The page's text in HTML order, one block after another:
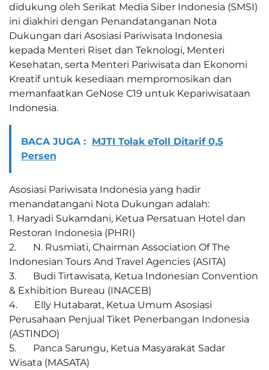
didukung oleh Serikat Media Siber Indonesia (SMSI)
ini diakhiri dengan Penandatanganan Nota
Dukungan dari Asosiasi Pariwisata Indonesia
kepada Menteri Riset dan Teknologi, Menteri
Kesehatan, serta Menteri Pariwisata dan Ekonomi
Kreatif untuk kesediaan mempromosikan dan
memanfaatkan GeNose C19 untuk Kepariwisataan
Indonesia.
BACA JUGA : MJTI Tolak eToll Ditarif 0,5
Persen
Asosiasi Pariwisata Indonesia yang hadir
menandatangani Nota Dukungan adalah:
1. Haryadi Sukamdani, Ketua Persatuan Hotel dan
Restoran Indonesia (PHRI)
2. N. Rusmiati, Chairman Association Of The
Indonesian Tours And Travel Agencies (ASITA)
3. Budi Tirtawisata, Ketua Indonesian Convention
& Exhibition Bureau (INACEB)
4. Elly Hutabarat, Ketua Umum Asosiasi
Perusahaan Penjual Tiket Penerbangan Indonesia
(ASTINDO)
5. Panca Sarungu, Ketua Masyarakat Sadar
Wisata (MASATA)